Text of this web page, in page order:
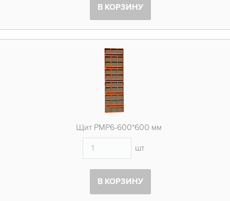
В КОРЗИНУ
Щит PMP6-600*600 мм
шт
В КОРЗИНУ